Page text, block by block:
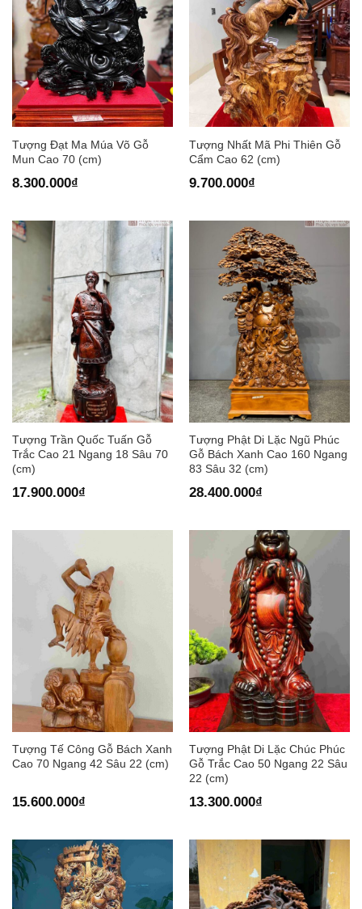
Tượng Đạt Ma Múa Võ Gỗ
Mun Cao 70 (cm)
8.300.000₫
Tượng Nhất Mã Phi Thiên Gỗ
Cẩm Cao 62 (cm)
9.700.000₫
Tượng Trần Quốc Tuấn Gỗ
Trắc Cao 21 Ngang 18 Sâu 70
(cm)
17.900.000₫
Tượng Phật Di Lặc Ngũ Phúc
Gỗ Bách Xanh Cao 160 Ngang
83 Sâu 32 (cm)
28.400.000₫
Tượng Tế Công Gỗ Bách Xanh
Cao 70 Ngang 42 Sâu 22 (cm)
15.600.000₫
Tượng Phật Di Lặc Chúc Phúc
Gỗ Trắc Cao 50 Ngang 22 Sâu
22 (cm)
13.300.000₫